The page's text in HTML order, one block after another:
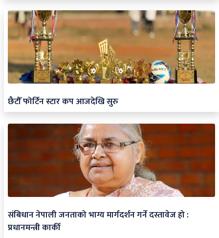
छैटौँ फोर्टिन स्टार कप आजदेखि सुरु
संबिधान नेपाली जनताको भाग्य मार्गदर्शन गर्ने दस्तावेज हो :
प्रधानमन्त्री कार्की